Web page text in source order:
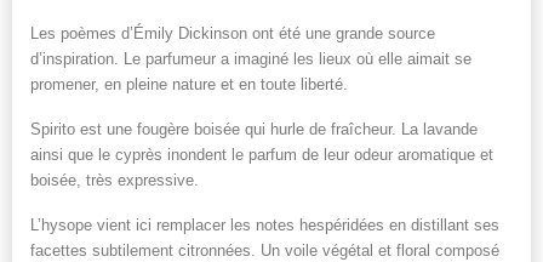
Les poèmes d’Émily Dickinson ont été une grande source
d’inspiration. Le parfumeur a imaginé les lieux où elle aimait se
promener, en pleine nature et en toute liberté.
Spirito est une fougère boisée qui hurle de fraîcheur. La lavande
ainsi que le cyprès inondent le parfum de leur odeur aromatique et
boisée, très expressive.
L’hysope vient ici remplacer les notes hespéridées en distillant ses
facettes subtilement citronnées. Un voile végétal et floral composé